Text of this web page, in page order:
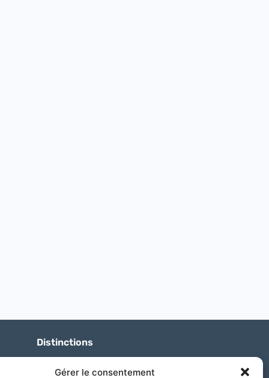
Gérer le consentement
Distinctions